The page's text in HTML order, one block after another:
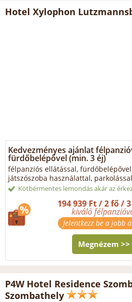
Hotel Xylophon
Kedvezményes ajánlat
fürdőbelépővel (min. 3 éj)
félpanziós ellátással,
játszószoba használattal, parkolással
Kötbérmentes lemondás akár az
194 939 Ft / 2 fő /
kiváló
Jelentkezz be a jobb
Megnézem >>
P4W Hotel Residence
Szombathely